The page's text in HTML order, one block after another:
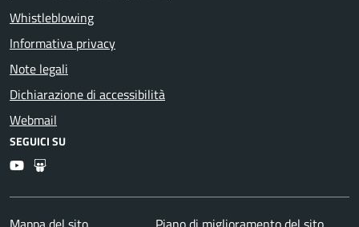
Whistleblowing
Informativa privacy
Note legali
Dichiarazione di accessibilità
Webmail
SEGUICI SU
YoutubeSlideshare